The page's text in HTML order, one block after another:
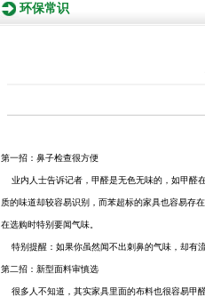
环保常识
第一招：鼻子检查很方便
业内人士告诉记者，甲醛是无色无味的，如甲醛
质的味道却较容易识别，而苯超标的家具也容易存
在选购时特别要闻气味。
特别提醒：如果你虽然闻不出刺鼻的气味，却有
第二招：新型面料审慎选
很多人不知道，其实家具里面的布料也很容易甲